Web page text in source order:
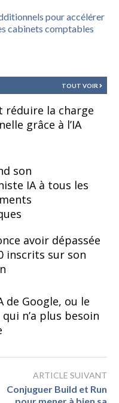
pour accélérer
cabinets comptables
TOUT VOIR
réduire la charge
grâce à l’IA
son
IA à tous les
avoir dépassée
inscrits sur son
de Google, ou le
qui n’a plus besoin
ARTICLE SUIVANT
Conjuguer Build et Run